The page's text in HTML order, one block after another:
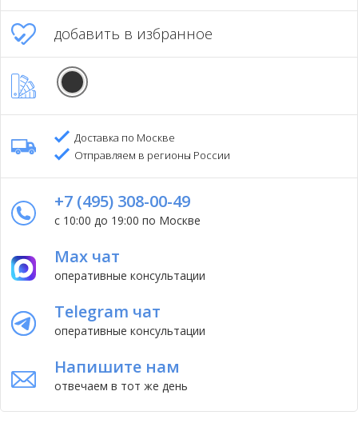
добавить в избранное
Доставка по Москве
Отправляем в регионы России
+7 (495) 308-00-49
с 10:00 до 19:00 по Москве
Max чат
оперативные консультации
Telegram чат
оперативные консультации
Напишите нам
отвечаем в тот же день